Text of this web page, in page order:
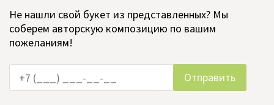
Не нашли свой букет из представленных? Мы
соберем авторскую композицию по вашим
пожеланиям!